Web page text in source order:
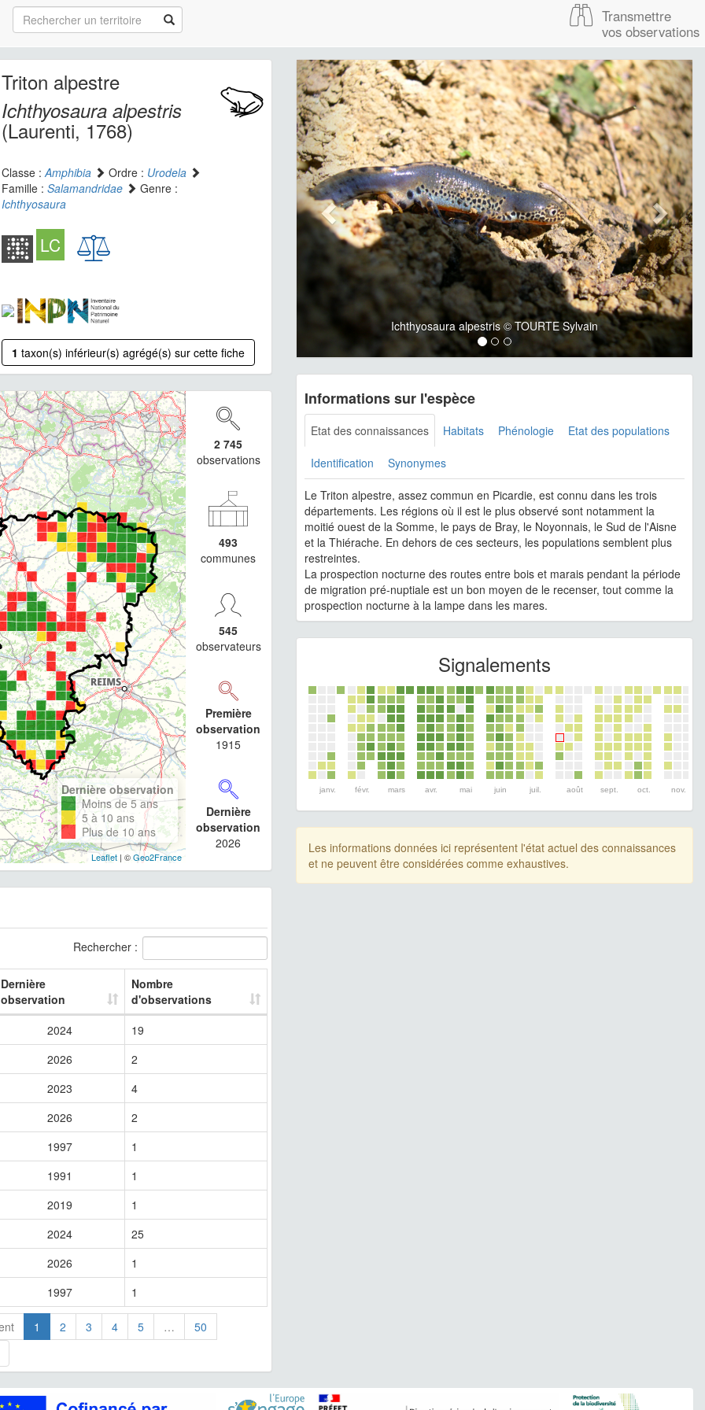
Transmettre
vos observations
Triton alpestre
Ichthyosaura alpestris
(Laurenti, 1768)
Classe :Amphibia Ordre : Urodela
Famille : Salamandridae
Genre :
Ichthyosaura
LC
1 taxon(s) inférieur(s) agrégé(s) sur cette fiche
Dernière observation
Moins de 5 ans
5 à 10 ans
Plus de 10 ans
Leaflet| ©Geo2France
2 745
observations
493
communes
545
observateurs
Première
observation
1915
Dernière
observation
2026
Rechercher :
Dernière
observation
Nombre
d'observations
2024
19
2026
2
2023
4
2026
2
1997
1
1991
1
2019
1
2024
25
2026
1
1997
1
1 2 3 4 5 … 50
Ichthyosaura alpestris © TOURTE Sylvain
Informations sur l'espèce
Etat des connaissances Habitats Phénologie Etat des populations
Identification Synonymes
Le Triton alpestre, assez commun en Picardie, est connu dans les trois
départements. Les régions où il est le plus observé sont notamment la
moitié ouest de la Somme, le pays de Bray, le Noyonnais, le Sud de l'Aisne
et la Thiérache. En dehors de ces secteurs, les populations semblent plus
restreintes.
La prospection nocturne des routes entre bois et marais pendant la période
de migration pré-nuptiale est un bon moyen de le recenser, tout comme la
prospection nocturne à la lampe dans les mares.
Signalements
janv. févr. mars avr. mai juin juil. août sept. oct. nov.
Les informations données ici représentent l'état actuel des connaissances
et ne peuvent être considérées comme exhaustives.